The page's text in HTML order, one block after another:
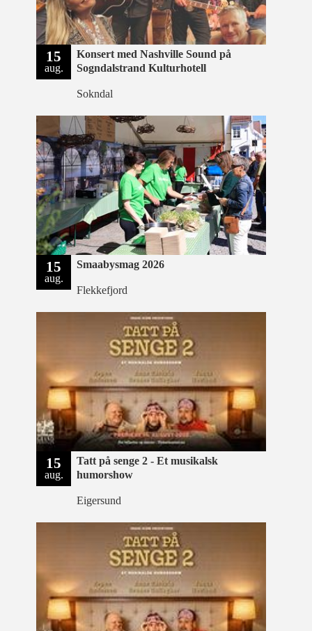
15
aug.
Konsert med Nashville Sound på
Sogndalstrand Kulturhotell
Sokndal
15
aug.
Smaabysmag 2026
Flekkefjord
15
aug.
Tatt på senge 2 - Et musikalsk
humorshow
Eigersund